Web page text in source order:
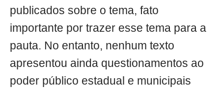
publicados sobre o tema, fato
importante por trazer esse tema para a
pauta. No entanto, nenhum texto
apresentou ainda questionamentos ao
poder público estadual e municipais